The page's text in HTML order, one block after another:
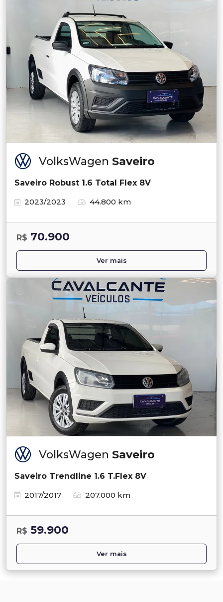
VolksWagen Saveiro
Saveiro Robust 1.6 Total Flex 8V
2023/2023
44.800 km
R$ 70.900
Ver mais
VolksWagen Saveiro
Saveiro Trendline 1.6 T.Flex 8V
2017/2017
207.000 km
R$ 59.900
Ver mais